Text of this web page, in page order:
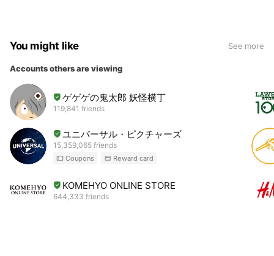
You might like See more
Accounts others are viewing
ゲゲゲの鬼太郎 妖怪横丁
119,841 friends
ユニバーサル・ピクチャーズ
15,359,065 friends
Coupons Reward card
KOMEHYO ONLINE STORE
644,333 friends